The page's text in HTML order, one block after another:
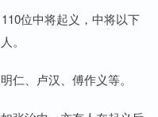
位中将起义，中将以下
。
仁、卢汉、傅作义等。